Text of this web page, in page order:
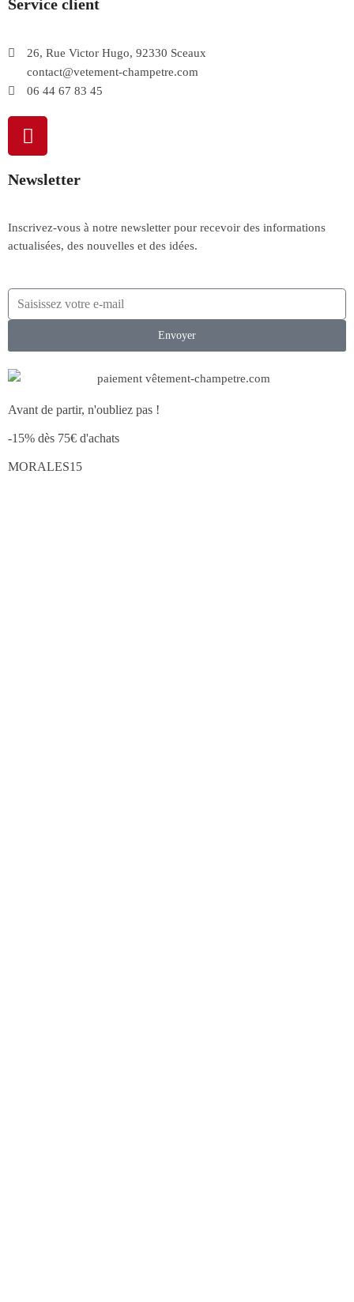
Service client
26, Rue Victor Hugo, 92330 Sceaux
contact@vetement-champetre.com
06 44 67 83 45
Newsletter
Inscrivez-vous à notre newsletter pour recevoir des informations
actualisées, des nouvelles et des idées.
Envoyer
Avant de partir, n'oubliez pas !
-15% dès 75€ d'achats
MORALES15